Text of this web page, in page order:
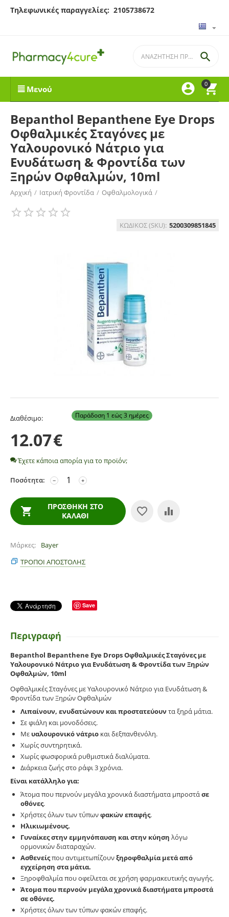
Τηλεφωνικές παραγγελίες: 2105738672
0



Μενού
Bepanthol Bepanthene Eye Drops
Οφθαλμικές Σταγόνες με
Υαλουρονικό Νάτριο για
Ενυδάτωση & Φροντίδα των
Ξηρών Οφθαλμών, 10ml
Αρχική / Ιατρική Φροντίδα / Οφθαλμολογικά /
Οφθαλμικές Σταγόνες
ΚΩΔΙΚΟΣ (SKU): 5200309851845
Διαθέσιμο: Παράδοση 1 εώς 3 ημέρες
12.07€
Έχετε κάποια απορία για το προϊόν;
Ποσότητα: +
−
ΠΡΟΣΘΉΚΗ ΣΤΟ
ΚΑΛΆΘΙ
Μάρκες
Bayer
ΤΡΌΠΟΙ ΑΠΟΣΤΟΛΉΣ
Save
Περιγραφή
Bepanthol Bepanthene Eye Drops Οφθαλμικές Σταγόνες με
Υαλουρονικό Νάτριο για Ενυδάτωση & Φροντίδα των Ξηρών
Οφθαλμών, 10ml
Οφθαλμικές Σταγόνες με Υαλουρονικό Νάτριο για Ενυδάτωση &
Φροντίδα των Ξηρών Οφθαλμών
Λιπαίνουν, ενυδατώνουν και προστατεύουντα ξηρά μάτια.
Σε φιάλη και μονοδόσεις.
Με υαλουρονικό νάτριο και δεξπανθενόλη.
Χωρίς συντηρητικά.
Χωρίς φωσφορικά ρυθμιστικά διαλύματα.
Διάρκεια ζωής στο ράφι 3 χρόνια.
Είναι κατάλληλο για:
Άτομα που περνούν μεγάλα χρονικά διαστήματα μπροστά σε
οθόνες.
Χρήστες όλων των τύπωνφακών επαφής.
Ηλικιωμένους.
Γυναίκες στην εμμηνόπαυση και στην κύηση λόγω
ορμονικών διαταραχών.
Ασθενείςπου αντιμετωπίζουνξηροφθαλμία μετά από
εγχείρηση στα μάτια.
Ξηροφθαλμία που οφείλεται σε χρήση φαρμακευτικής αγωγής.
Άτομα που περνούν μεγάλα χρονικά διαστήματα μπροστά
σε οθόνες.
Χρήστες όλων των τύπων φακών επαφής.